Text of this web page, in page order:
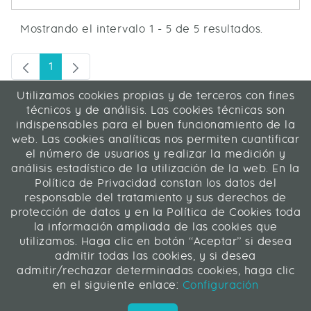
Mostrando el intervalo 1 - 5 de 5 resultados.
Página anterior
Página
1
Página siguiente
ICA Informática y Comunicaciones Avanzadas SL
C/ La Rábida 27, 28039 Madrid
91 311 04 87
Contacto | Mapa web Legal
Web desarrollada en Liferay 7.4
ICA Informática y Comunicaciones Avanzadas SL
Síguenos
Utilizamos cookies propias y de terceros con fines
técnicos y de análisis. Las cookies técnicas son
indispensables para el buen funcionamiento de la
web. Las cookies analíticas nos permiten cuantificar
el número de usuarios y realizar la medición y
análisis estadístico de la utilización de la web. En la
Política de Privacidad constan los datos del
responsable del tratamiento y sus derechos de
protección de datos y en la Política de Cookies toda
la información ampliada de las cookies que
utilizamos. Haga clic en botón “Aceptar” si desea
admitir todas las cookies, y si desea
admitir/rechazar determinadas cookies, haga clic
en el siguiente enlace: Configuración